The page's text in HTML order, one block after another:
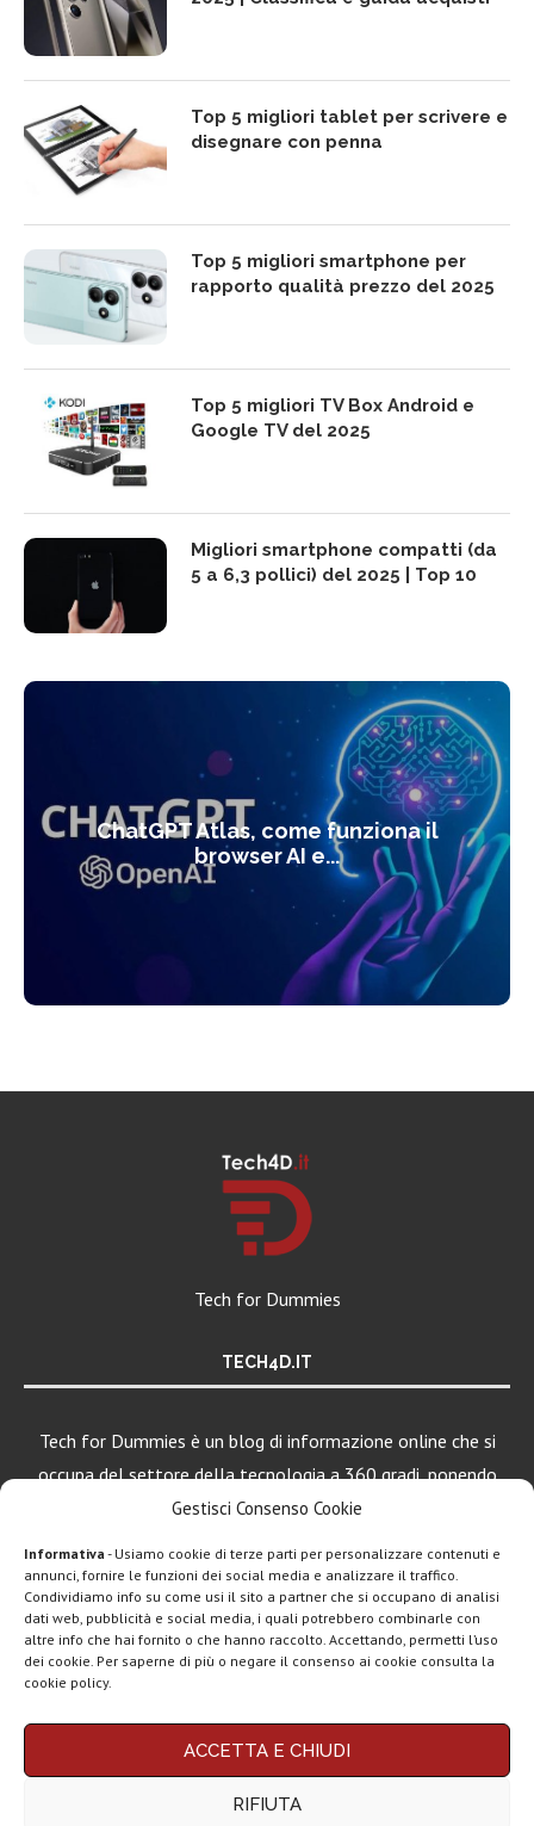
Gestisci Consenso Cookie
Informativa - Usiamo cookie di terze parti per personalizzare contenuti e
annunci, fornire le funzioni dei social media e analizzare il traffico.
Condividiamo info su come usi il sito a partner che si occupano di analisi
dati web, pubblicità e social media, i quali potrebbero combinarle con
altre info che hai fornito o che hanno raccolto. Accettando, permetti l’uso
dei cookie. Per saperne di più o negare il consenso ai cookie consulta la
cookie policy.
ACCETTA E CHIUDI
RIFIUTA
Top 5 migliori tablet per scrivere e
disegnare con penna
Top 5 migliori smartphone per
rapporto qualità prezzo del 2025
Top 5 migliori TV Box Android e
Google TV del 2025
Migliori smartphone compatti (da
5 a 6,3 pollici) del 2025 | Top 10
ChatGPT Atlas, come funziona il
browser AI e...
Tech for Dummies
TECH4D.IT
Tech for Dummies è un blog di informazione online che si
occupa del settore della tecnologia a 360 gradi, ponendo
una particolare attenzione al mondo Android, Apple e
Chi siamo Contatti Disclaimer Privacy policy
Questo blog non rappresenta una testata giornalistica in quanto viene aggiornato
LEGGI ANCHE
ClawdBot
(OpenClaw):